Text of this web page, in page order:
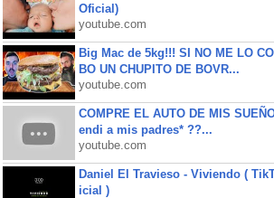
Oficial)
youtube.com
Big Mac de 5kg!!! SI NO ME LO
BO UN CHUPITO DE BOVR...
youtube.com
COMPRE EL AUTO DE MIS
endi a mis padres* ??...
youtube.com
Daniel El Travieso - Viviendo (
icial )